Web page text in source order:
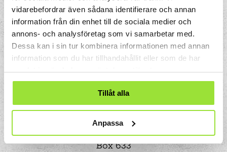
vidarebefordrar även sådana identifierare och annan
information från din enhet till de sociala medier och
annons- och analysföretag som vi samarbetar med.
Dessa kan i sin tur kombinera informationen med annan
information som du har tillhandahållit eller som de har
samlat in när du har använt deras tjänster.
Tillåt alla
Anpassa
Storgatan 33
Box 633